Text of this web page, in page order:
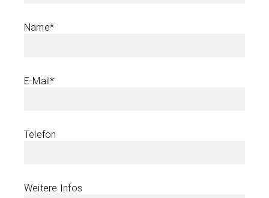
Name*
E-Mail*
Telefon
Weitere Infos